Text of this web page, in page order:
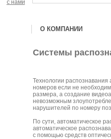
О КОМПАНИИ
Системы
Технологии
номеров если не
размера, а создание
невозможным
нарушителей по номеру
По сути, автоматическое
автоматическое
с помощью средств